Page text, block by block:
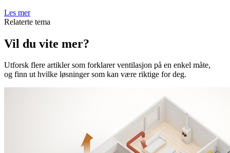
Les mer
Relaterte tema
Vil du vite mer?
Utforsk flere artikler som forklarer ventilasjon på en enkel måte,
og finn ut hvilke løsninger som kan være riktige for deg.